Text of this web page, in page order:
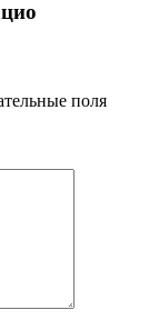
поля